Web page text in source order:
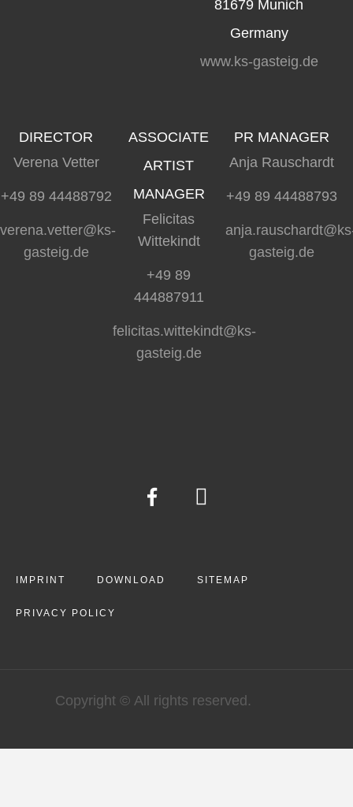
81679 Munich
Germany
www.ks-gasteig.de
DIRECTOR
Verena Vetter
+49 89 44488792
verena.vetter@ks-
gasteig.de
ASSOCIATE
ARTIST
MANAGER
Felicitas
Wittekindt
+49 89
444887911
felicitas.wittekindt@ks-
gasteig.de
PR MANAGER
Anja Rauschardt
+49 89 44488793
gasteig.de
IMPRINT DOWNLOAD SITEMAP
PRIVACY POLICY
Copyright © All rights reserved.